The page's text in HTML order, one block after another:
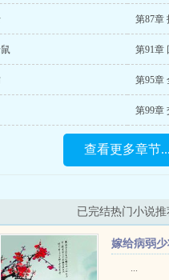
第87章
第91章
第95章
第99章
查看更多章节...
已完结热门小说推
嫁给病弱
...